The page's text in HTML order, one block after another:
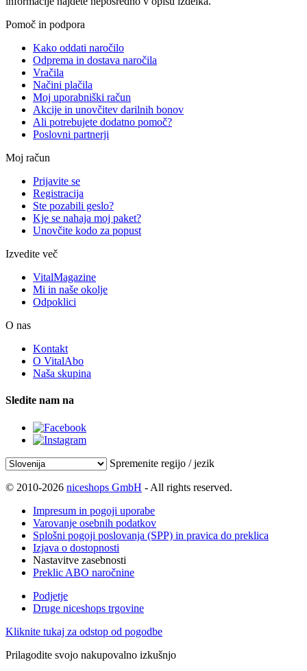
Pomoč in podpora
Kako oddati naročilo
Odprema in dostava naročila
Vračila
Načini plačila
Moj uporabniški račun
Akcije in unovčitev darilnih bonov
Ali potrebujete dodatno pomoč?
Poslovni partnerji
Moj račun
Prijavite se
Registracija
Ste pozabili geslo?
Kje se nahaja moj paket?
Unovčite kodo za popust
Izvedite več
VitalMagazine
Mi in naše okolje
Odpoklici
O nas
Kontakt
O VitalAbo
Naša skupina
Sledite nam na
Spremenite regijo / jezik
© 2010-2026 niceshops GmbH - All rights reserved.
Impresum in pogoji uporabe
Varovanje osebnih podatkov
Splošni pogoji poslovanja (SPP) in pravica do preklica
Izjava o dostopnosti
Nastavitve zasebnosti
Preklic ABO naročnine
Podjetje
Druge niceshops trgovine
Kliknite tukaj za odstop od pogodbe
Prilagodite svojo nakupovalno izkušnjo